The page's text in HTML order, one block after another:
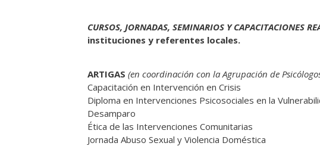
CURSOS, JORNADAS, SEMINARIOS Y CAPACITACIONES
instituciones y referentes locales.
ARTIGAS (en coordinación con la Agrupación de
Capacitación en Intervención en Crisis
Diploma en Intervenciones Psicosociales en la
Desamparo
Ética de las Intervenciones Comunitarias
Jornada Abuso Sexual y Violencia Doméstica